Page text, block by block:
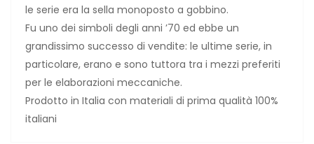
le serie era la sella monoposto a gobbino.
Fu uno dei simboli degli anni ’70 ed ebbe un
grandissimo successo di vendite: le ultime serie, in
particolare, erano e sono tuttora tra i mezzi preferiti
per le elaborazioni meccaniche.
Prodotto in Italia con materiali di prima qualità 100%
italiani